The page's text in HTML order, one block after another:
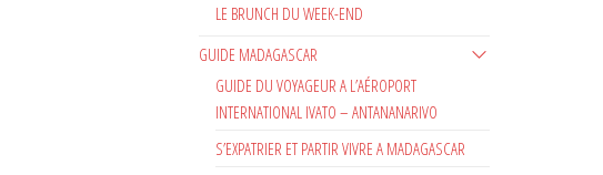
LE BRUNCH DU WEEK-END
GUIDE MADAGASCAR
GUIDE DU VOYAGEUR A L’AÉROPORT
INTERNATIONAL IVATO – ANTANANARIVO
S’EXPATRIER ET PARTIR VIVRE A MADAGASCAR